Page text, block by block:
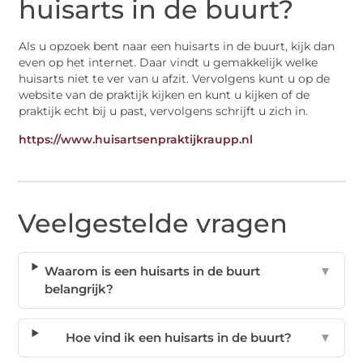
huisarts in de buurt?
Als u opzoek bent naar een huisarts in de buurt, kijk dan
even op het internet. Daar vindt u gemakkelijk welke
huisarts niet te ver van u afzit. Vervolgens kunt u op de
website van de praktijk kijken en kunt u kijken of de
praktijk echt bij u past, vervolgens schrijft u zich in.
https://www.huisartsenpraktijkraupp.nl
Veelgestelde vragen
Waarom is een huisarts in de buurt
belangrijk?
▼
Hoe vind ik een huisarts in de buurt? ▼